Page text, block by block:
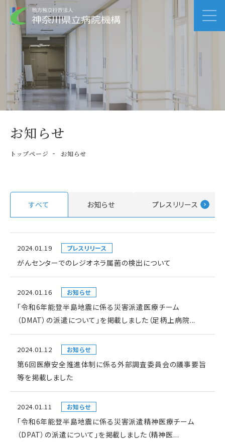
お知らせ
トップページ お知らせ
すべて お知らせ プレスリリース
2024.01.19 プレスリリース
がんセンターでのレジオネラ属菌の検出について
2024.01.16 お知らせ
「令和6年能登半島地震に係る災害派遣医療チーム
（DMAT）の派遣について」を掲載しました（足柄上病院...
2024.01.12 お知らせ
第6回医療安全推進体制に係る外部調査委員会の議事要旨
等を掲載しました
2024.01.11 お知らせ
「令和6年能登半島地震に係る災害派遣精神医療チーム
（DPAT）の派遣について」を掲載しました（精神医...